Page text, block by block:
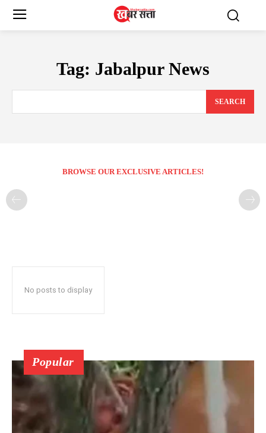
Tag: Jabalpur News
SEARCH
BROWSE OUR EXCLUSIVE ARTICLES!
No posts to display
Popular